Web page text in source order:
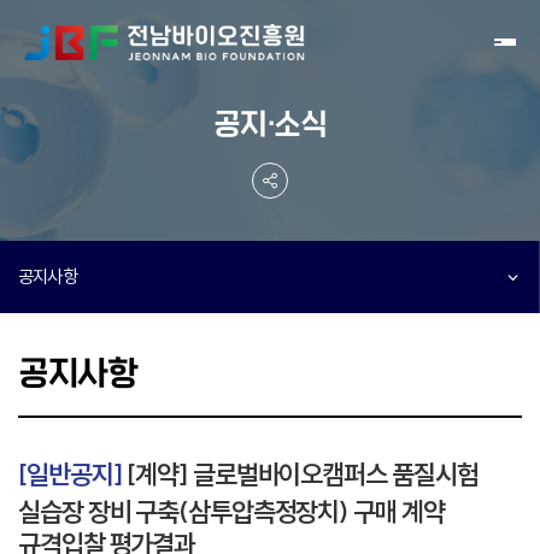
공지·소식
공지사항
공지사항
[일반공지] [계약] 글로벌바이오캠퍼스 품질시험
실습장 장비 구축(삼투압측정장치) 구매 계약
규격입찰 평가결과